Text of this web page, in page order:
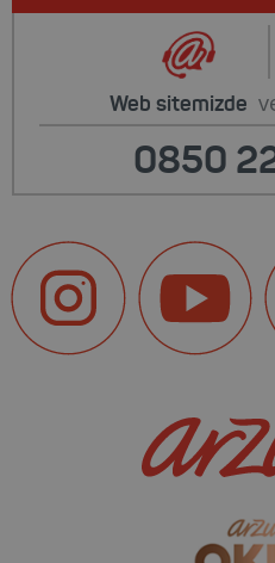
Web sitemizde
0850